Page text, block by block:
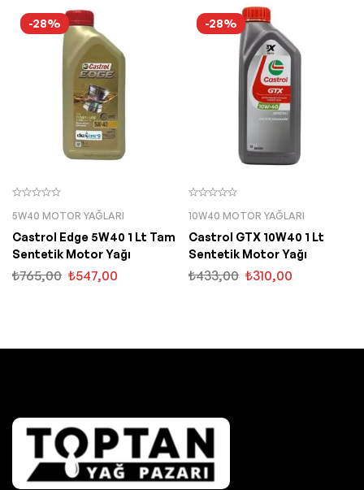
-28%
5W40 MOTOR YAĞLARI
Castrol Edge 5W40 1 Lt Tam
Sentetik Motor Yağı
₺765,00 ₺547,00
-28%
10W40 MOTOR YAĞLARI
Castrol GTX 10W40 1 Lt
Sentetik Motor Yağı
₺433,00 ₺310,00